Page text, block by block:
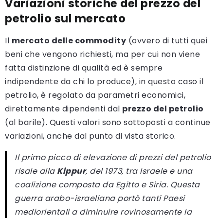
Variazioni storiche del prezzo del
petrolio sul mercato
Il mercato delle commodity (ovvero di tutti quei
beni che vengono richiesti, ma per cui non viene
fatta distinzione di qualità ed è sempre
indipendente da chi lo produce), in questo caso il
petrolio, è regolato da parametri economici,
direttamente dipendenti dal prezzo del petrolio
(al barile). Questi valori sono sottoposti a continue
variazioni, anche dal punto di vista storico.
Il primo picco di elevazione di prezzi del petrolio
risale alla Kippur, del 1973, tra Israele e una
coalizione composta da Egitto e Siria. Questa
guerra arabo-israeliana portò tanti Paesi
mediorientali a diminuire rovinosamente la